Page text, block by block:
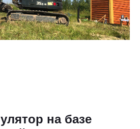
на базе